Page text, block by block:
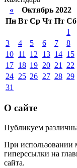
« Октябрь 2022
Пн Вт Ср Чт Пт Сб
1
3
4 5 6 7 8
10 11 12 13 14 15
17 18 19 20 21 22
24 25 26 27 28 29
31
О сайте
Публикуем
При использовании
гиперссылки на
сайта.